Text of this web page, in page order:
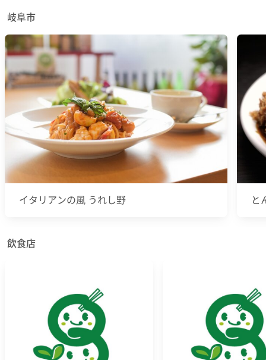
岐阜市
イタリアンの風 うれし野 と
飲食店